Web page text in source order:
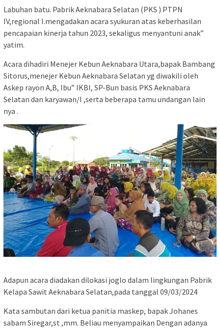
Labuhan batu. Pabrik Aeknabara Selatan (PKS ) PTPN
IV,regional I.mengadakan acara syukuran atas keberhasilan
pencapaian kinerja tahun 2023, sekaligus menyantuni anak”
yatim.
Acara dihadiri Menejer Kebun Aeknabara Utara,bapak Bambang
Sitorus,menejer Kebun Aeknabara Selatan yg diwakili oleh
Askep rayon A,B, Ibu” IKBI, SP-Bun basis PKS Aeknabara
Selatan dan karyawan/I ,serta beberapa tamu undangan lain
nya .
Adapun acara diadakan dilokasi joglo dalam lingkungan Pabrik
Kelapa Sawit Aeknabara Selatan,pada tanggal 09/03/2024
Kata sambutan dari ketua panitia maskep, bapak Johanes
sabam Siregar,st ,mm. Beliau menyampaikan Dengan adanya